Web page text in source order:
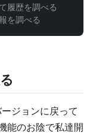
履歴を調べる
を調べる
ジョンに戻って
能のお陰で私達開